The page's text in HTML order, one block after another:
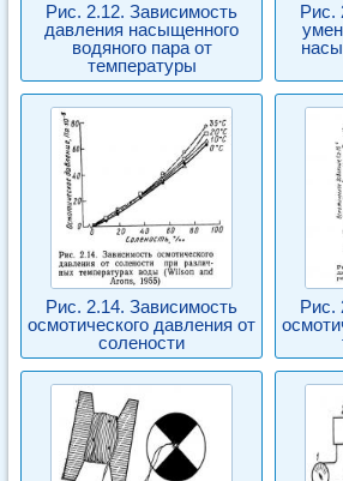
Рис. 2.12. Зависимость
давления насыщенного
водяного пара от
температуры
Рис.
Рис. 2.14. Зависимость
осмотического давления от
солености
Рис.